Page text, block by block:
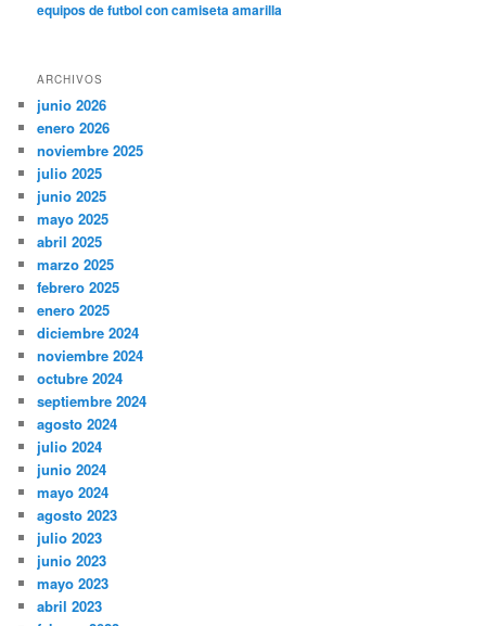
equipos de futbol con camiseta amarilla
ARCHIVOS
junio 2026
enero 2026
noviembre 2025
julio 2025
junio 2025
mayo 2025
abril 2025
marzo 2025
febrero 2025
enero 2025
diciembre 2024
noviembre 2024
octubre 2024
septiembre 2024
agosto 2024
julio 2024
junio 2024
mayo 2024
agosto 2023
julio 2023
junio 2023
mayo 2023
abril 2023